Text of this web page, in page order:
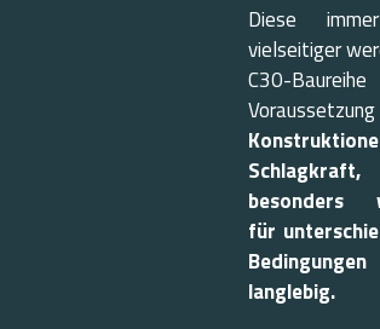
BE100
Diese
vielseitiger
C30-
besonders
für
langlebig.